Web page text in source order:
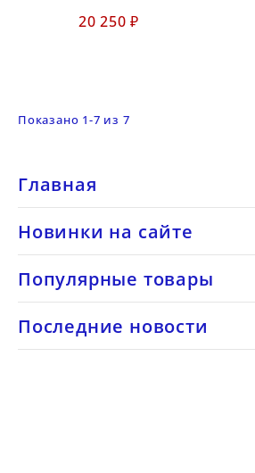
20 250 ₽
Показано 1-7 из 7
Главная
Новинки на сайте
Популярные товары
Последние новости